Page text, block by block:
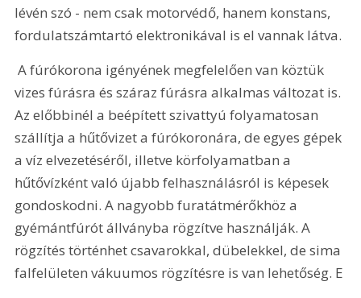
lévén szó - nem csak motorvédő, hanem konstans,
fordulatszámtartó elektronikával is el vannak látva.
A fúrókorona igényének megfelelően van köztük
vizes fúrásra és száraz fúrásra alkalmas változat is.
Az előbbinél a beépített szivattyú folyamatosan
szállítja a hűtővizet a fúrókoronára, de egyes gépek
a víz elvezetéséről, illetve körfolyamatban a
hűtővízként való újabb felhasználásról is képesek
gondoskodni. A nagyobb furatátmérőkhöz a
gyémántfúrót állványba rögzítve használják. A
rögzítés történhet csavarokkal, dübelekkel, de sima
falfelületen vákuumos rögzítésre is van lehetőség. E